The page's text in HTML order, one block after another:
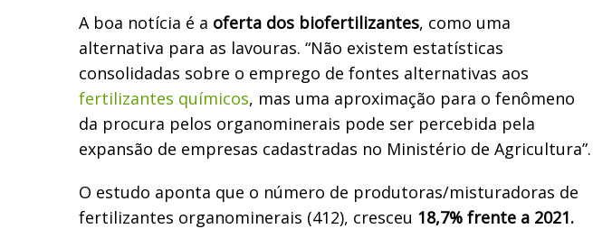
A boa notícia é a oferta dos biofertilizantes, como uma
alternativa para as lavouras. “Não existem estatísticas
consolidadas sobre o emprego de fontes alternativas aos
fertilizantes químicos, mas uma aproximação para o fenômeno
da procura pelos organominerais pode ser percebida pela
expansão de empresas cadastradas no Ministério de Agricultura”.
O estudo aponta que o número de produtoras/misturadoras de
fertilizantes organominerais (412), cresceu 18,7% frente a 2021.